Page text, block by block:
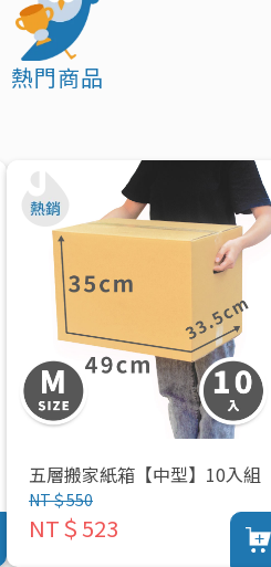
熱門商品
五層搬家紙箱【中型】10入組
NT＄550
NT＄523